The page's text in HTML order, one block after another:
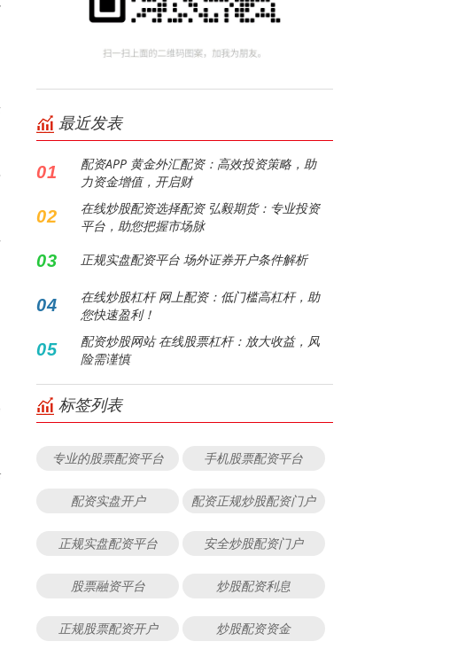
最近发表
01
配资APP 黄金外汇配资：高效投资策略，助
力资金增值，开启财
02
在线炒股配资选择配资 弘毅期货：专业投资
平台，助您把握市场脉
03 正规实盘配资平台 场外证券开户条件解析
04
在线炒股杠杆 网上配资：低门槛高杠杆，助
您快速盈利！
05
配资炒股网站 在线股票杠杆：放大收益，风
险需谨慎
标签列表
专业的股票配资平台 手机股票配资平台
配资实盘开户 配资正规炒股配资门户
正规实盘配资平台 安全炒股配资门户
股票融资平台 炒股配资利息
正规股票配资开户 炒股配资资金